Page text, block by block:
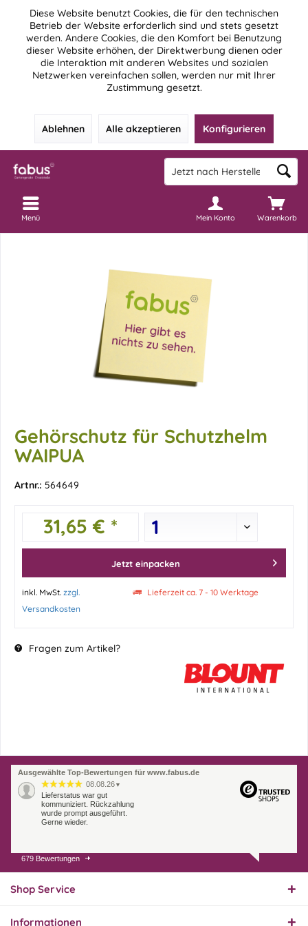
Diese Website benutzt Cookies, die für den technischen
Betrieb der Website erforderlich sind und stets gesetzt
werden. Andere Cookies, die den Komfort bei Benutzung
dieser Website erhöhen, der Direktwerbung dienen oder
die Interaktion mit anderen Websites und sozialen
Netzwerken vereinfachen sollen, werden nur mit Ihrer
Zustimmung gesetzt.
Ablehnen Alle akzeptieren Konfigurieren
Warenkorb
Mein Konto
Menü
Gehörschutz für Schutzhelm
WAIPUA
Artnr.: 564649
31,65 € *
Jetzt einpacken
inkl. MwSt. zzgl.
Versandkosten
Lieferzeit ca. 7 - 10 Werktage
Fragen zum Artikel?
Ausgewählte Top-Bewertungen für www.fabus.de
08.08.26 ▼
Lieferstatus war gut
kommuniziert. Rückzahlung
wurde prompt ausgeführt.
Gerne wieder.
07.08.26
Endlich das richtige
679 Bewertungen
Shop Service
Informationen